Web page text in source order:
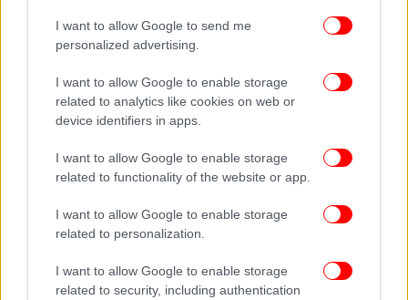
I want to allow Google to send me
personalized advertising.
I want to allow Google to enable storage
related to analytics like cookies on web or
device identifiers in apps.
I want to allow Google to enable storage
related to functionality of the website or app.
I want to allow Google to enable storage
related to personalization.
I want to allow Google to enable storage
related to security, including authentication
μαντίλας.
Βίντεο που κυκλοφόρησαν έδειχναν τον Αλί
Σαμχανί, κορυφαίο σύμβουλο του ανώτατου ηγέτη
του Ιράν και μέλος του Συμβουλίου
Καθεστώτος, να συνοδεύει την κόρη του, Φατέμεχ,
στην αίθουσα δεξιώσεων του πολυτελούς
ξενοδοχείου Espinas Palace στην Τεχεράνη.